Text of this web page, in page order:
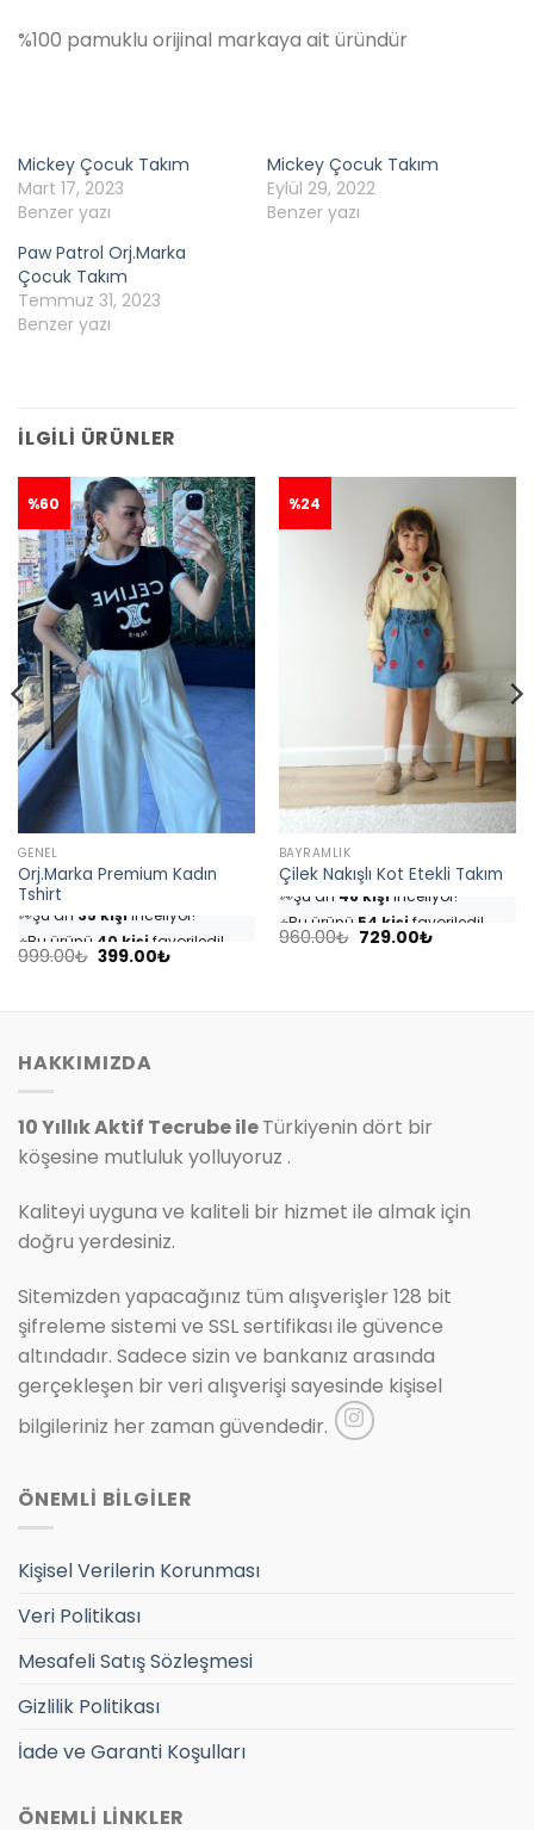
%100 pamuklu orijinal markaya ait üründür
Mickey Çocuk Takım
Mart 17, 2023
Benzer yazı
Mickey Çocuk Takım
Eylül 29, 2022
Benzer yazı
Paw Patrol Orj.Marka
Çocuk Takım
Temmuz 31, 2023
Benzer yazı
İLGILI ÜRÜNLER
%60
GENEL
Orj.Marka Premium Kadın
Tshirt
👀Şu an
Bu ürünü 40 kişi
favoriledi!
🛒18 kişisepetine ekledi!
999.00₺ Orijinal
399.00₺Şu
%24
BAYRAMLIK
Çilek Nakışlı Kot Etekli Takım
👀Şu an46 kişiinceliyor!
Bu ürünü 54 kişi
favoriledi!
🛒25 kişisepetine ekledi!
960.00₺ Orijinal
729.00₺Şu
HAKKIMIZDA
10 Yıllık Aktif Tecrube ileTürkiyenin dört bir
köşesine mutluluk yolluyoruz .
Kaliteyi uyguna ve kaliteli bir hizmet ile almak için
doğru yerdesiniz.
Sitemizden yapacağınız tüm alışverişler 128 bit
şifreleme sistemi ve SSL sertifikası ile güvence
altındadır. Sadece sizin ve bankanız arasında
gerçekleşen bir veri alışverişi sayesinde kişisel
bilgileriniz her zaman güvendedir.
ÖNEMLİ BİLGİLER
Kişisel Verilerin Korunması
Veri Politikası
Mesafeli Satış Sözleşmesi
Gizlilik Politikası
İade ve Garanti Koşulları
ÖNEMLİ LİNKLER